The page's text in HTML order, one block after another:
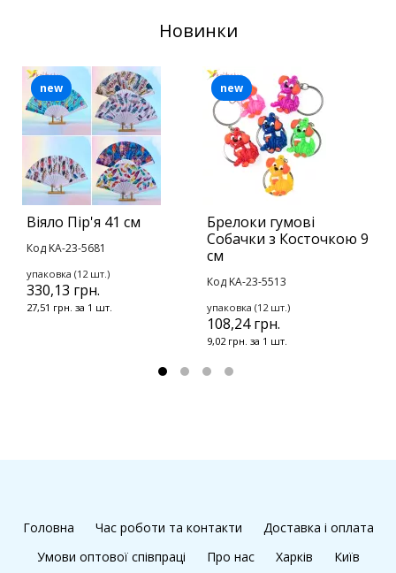
Новинки
Віяло Пір'я 41 см
Код KA-23-5681
упаковка (12 шт.)
330,13 грн.
27,51 грн. за 1 шт.
new
Брелоки гумові
Собачки з Косточкою 9
см
Код KA-23-5513
упаковка (12 шт.)
108,24 грн.
9,02 грн. за 1 шт.
new
Головна Час роботи та контакти
Доставка і оплата
Умови оптової співпраці
Про нас Харків Київ